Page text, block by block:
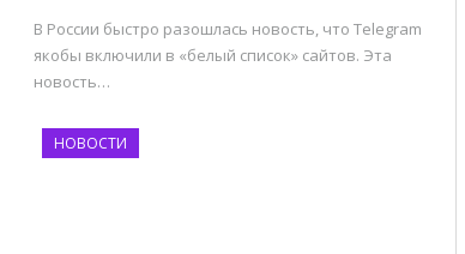
В России быстро разошлась новость, что Telegram
якобы включили в «белый список» сайтов. Эта
новость…
НОВОСТИ